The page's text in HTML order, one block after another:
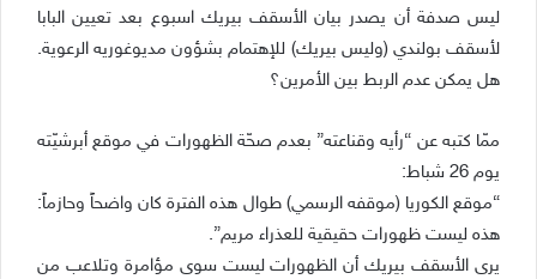
ليس صدفة أن يصدر بيان الأسقف بيريك اسبوع بعد تعيين البابا
لأسقف بولندي (وليس بيريك) للإهتمام بشؤون مديوغوريه الرعوية.
هل يمكن عدم الربط بين الأمرين؟
ممّا كتبه عن “رأيه وقناعته” بعدم صحّة الظهورات في موقع أبرشيّته
يوم 26 شباط:
“موقع الكوريا (موقفه الرسمي) طوال هذه الفترة كان واضحاً وحازماً:
هذه ليست ظهورات حقيقية للعذراء مريم”.
يرى الأسقف بيريك أن الظهورات ليست سوى مؤامرة وتلاعب من